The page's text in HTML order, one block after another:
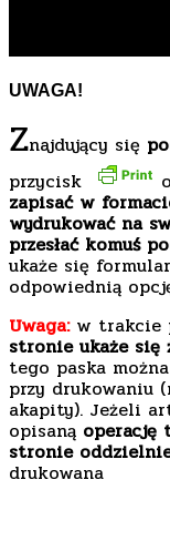
UWAGA!
Znajdujący się
przycisk
zapisać w
wydrukować na
przesłać komuś
ukaże się
odpowiednią
Uwaga:w trakcie
stronie ukaże się
tego paska
przy drukowaniu
akapity). Jeżeli
opisaną operację
stronie
drukowana